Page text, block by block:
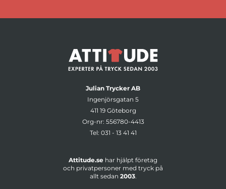
Julian Trycker AB
Ingenjörsgatan 5
411 19 Göteborg
Org-nr: 556780-4413
Tel: 031 - 13 41 41
Attitude.se har hjälpt företag
och privatpersoner med tryck på
allt sedan 2003.